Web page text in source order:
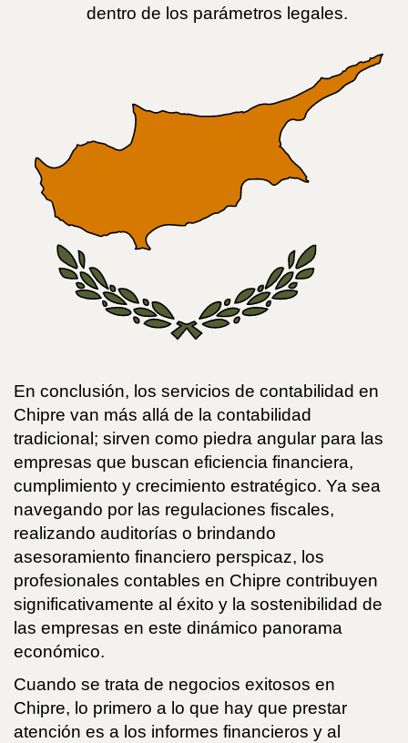
dentro de los parámetros legales.
En conclusión, los servicios de contabilidad en
Chipre van más allá de la contabilidad
tradicional; sirven como piedra angular para las
empresas que buscan eficiencia financiera,
cumplimiento y crecimiento estratégico. Ya sea
navegando por las regulaciones fiscales,
realizando auditorías o brindando
asesoramiento financiero perspicaz, los
profesionales contables en Chipre contribuyen
significativamente al éxito y la sostenibilidad de
las empresas en este dinámico panorama
económico.
Cuando se trata de negocios exitosos en
Chipre, lo primero a lo que hay que prestar
atención es a los informes financieros y al